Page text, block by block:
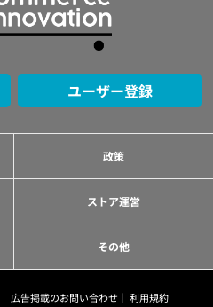
ユーザー登録
政策
ストア運営
その他
広告掲載のお問い合わせ 利用規約